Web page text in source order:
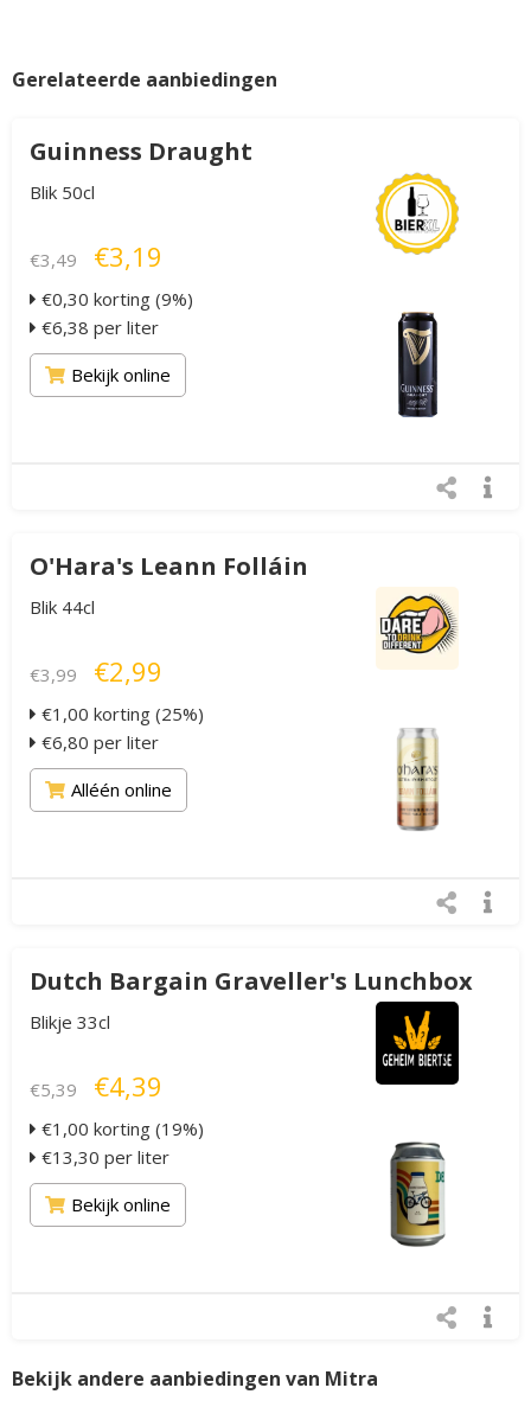
Gerelateerde aanbiedingen
Guinness Draught
Blik 50cl
€3,49 €3,19
€0,30 korting (9%)
€6,38 per liter
Bekijk online
O'Hara's Leann Folláin
Blik 44cl
€3,99 €2,99
€1,00 korting (25%)
€6,80 per liter
Alléén online
Dutch Bargain Graveller's Lunchbox
Blikje 33cl
€5,39 €4,39
€1,00 korting (19%)
€13,30 per liter
Bekijk online
Bekijk andere aanbiedingen van Mitra